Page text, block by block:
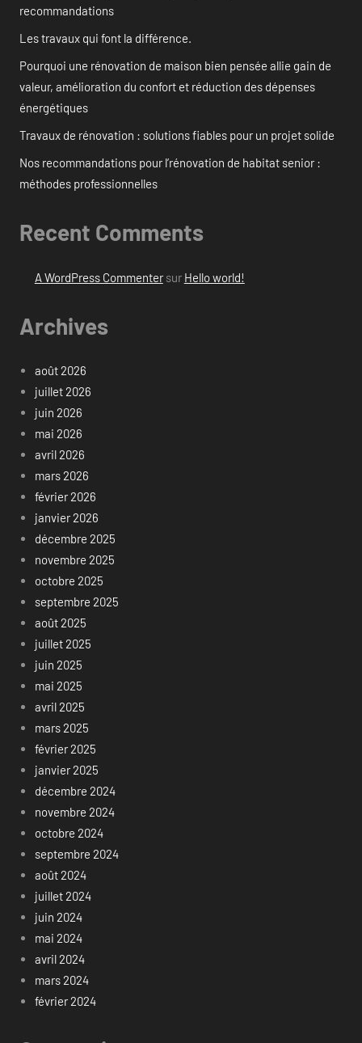
recommandations
Les travaux qui font la différence.
Pourquoi une rénovation de maison bien pensée allie gain de
valeur, amélioration du confort et réduction des dépenses
énergétiques
Travaux de rénovation : solutions fiables pour un projet solide
Nos recommandations pour l’rénovation de habitat senior :
méthodes professionnelles
Recent Comments
A WordPress Commentersur Hello world!
Archives
août 2026
juillet 2026
juin 2026
mai 2026
avril 2026
mars 2026
février 2026
janvier 2026
décembre 2025
novembre 2025
octobre 2025
septembre 2025
août 2025
juillet 2025
juin 2025
mai 2025
avril 2025
mars 2025
février 2025
janvier 2025
décembre 2024
novembre 2024
octobre 2024
septembre 2024
août 2024
juillet 2024
juin 2024
mai 2024
avril 2024
mars 2024
février 2024